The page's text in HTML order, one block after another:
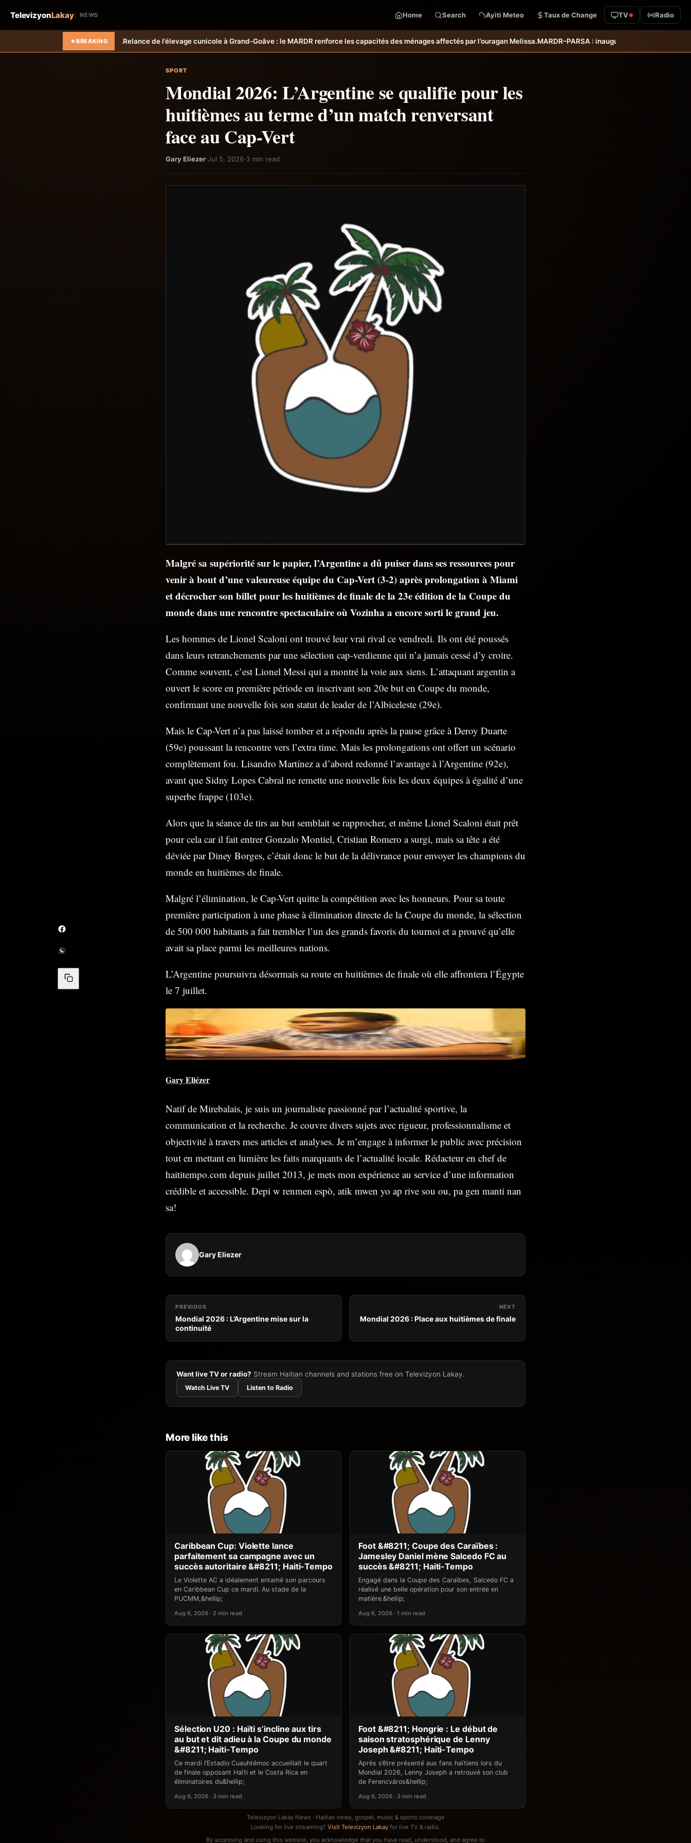
TelevizyonLakay NEWS Home Search Ayiti Meteo Taux de Change TV Radio
BREAKING
Relance de l’élevage cunicole à Grand-Goâve : le MARDR renforce les capacités des ménages affectés par l’ouragan Melissa.MARDR–PARSA : inauguration d’infrastructures agricoles dans les
SPORT
Mondial 2026: L’Argentine se qualifie pour les
huitièmes au terme d’un match renversant
face au Cap-Vert
Gary Eliezer·Jul 5, 2026·3 min read
Malgré sa supériorité sur le papier, l’Argentine a dû puiser dans ses ressources pour
venir à bout d’une valeureuse équipe du Cap-Vert (3-2) après prolongation à Miami
et décrocher son billet pour les huitièmes de finale de la 23e édition de la Coupe du
monde dans une rencontre spectaculaire où Vozinha a encore sorti le grand jeu.
Les hommes de Lionel Scaloni ont trouvé leur vrai rival ce vendredi. Ils ont été poussés
dans leurs retranchements par une sélection cap-verdienne qui n’a jamais cessé d’y croire.
Comme souvent, c’est Lionel Messi qui a montré la voie aux siens. L’attaquant argentin a
ouvert le score en première période en inscrivant son 20e but en Coupe du monde,
confirmant une nouvelle fois son statut de leader de l’Albiceleste (29e).
Mais le Cap-Vert n’a pas laissé tomber et a répondu après la pause grâce à Deroy Duarte
(59e) poussant la rencontre vers l’extra time. Mais les prolongations ont offert un scénario
complètement fou. Lisandro Martínez a d’abord redonné l’avantage à l’Argentine (92e),
avant que Sidny Lopes Cabral ne remette une nouvelle fois les deux équipes à égalité d’une
superbe frappe (103e).
Alors que la séance de tirs au but semblait se rapprocher, et même Lionel Scaloni était prêt
pour cela car il fait entrer Gonzalo Montiel, Cristian Romero a surgi, mais sa tête a été
déviée par Diney Borges, c’était donc le but de la délivrance pour envoyer les champions du
monde en huitièmes de finale.
Malgré l’élimination, le Cap-Vert quitte la compétition avec les honneurs. Pour sa toute
première participation à une phase à élimination directe de la Coupe du monde, la sélection
de 500 000 habitants a fait trembler l’un des grands favoris du tournoi et a prouvé qu’elle
avait sa place parmi les meilleures nations.
L’Argentine poursuivra désormais sa route en huitièmes de finale où elle affrontera l’Égypte
le 7 juillet.
Gary Eliézer
Natif de Mirebalais, je suis un journaliste passionné par l’actualité sportive, la
communication et la recherche. Je couvre divers sujets avec rigueur, professionnalisme et
objectivité à travers mes articles et analyses. Je m’engage à informer le public avec précision
tout en mettant en lumière les faits marquants de l’actualité locale. Rédacteur en chef de
haititempo.com⁠ depuis juillet 2013, je mets mon expérience au service d’une information
crédible et accessible. Depi w renmen espò, atik mwen yo ap rive sou ou, pa gen manti nan
sa!
Gary Eliezer
PREVIOUS
Mondial 2026 : L’Argentine mise sur la
continuité
NEXT
Mondial 2026 : Place aux huitièmes de finale
Want live TV or radio? Stream Haitian channels and stations free on Televizyon Lakay.
Watch Live TV Listen to Radio
More like this
Caribbean Cup: Violette lance
parfaitement sa campagne avec un
succès autoritaire &#8211; Haiti-Tempo
Le Violette AC a idéalement entamé son parcours
en Caribbean Cup ce mardi. Au stade de la
PUCMM,&hellip;
Aug 6, 2026 · 2 min read
Foot &#8211; Coupe des Caraïbes :
Jamesley Daniel mène Salcedo FC au
succès &#8211; Haiti-Tempo
Engagé dans la Coupe des Caraïbes, Salcedo FC a
réalisé une belle opération pour son entrée en
matière.&hellip;
Aug 6, 2026 · 1 min read
Sélection U20 : Haïti s’incline aux tirs
au but et dit adieu à la Coupe du monde
&#8211; Haiti-Tempo
Ce mardi l’Estadio Cuauhtémoc accueillait le quart
de finale opposant Haïti et le Costa Rica en
éliminatoires du&hellip;
Aug 6, 2026 · 3 min read
Foot &#8211; Hongrie : Le début de
saison stratosphérique de Lenny
Joseph &#8211; Haiti-Tempo
Après s’être présenté aux fans haïtiens lors du
Mondial 2026, Lenny Joseph a retrouvé son club
de Ferencváros&hellip;
Aug 6, 2026 · 3 min read
Televizyon Lakay News · Haitian news, gospel, music & sports coverage
Looking for live streaming? Visit Televizyon Lakay for live TV & radio.
By accessing and using this website, you acknowledge that you have read, understood, and agree to